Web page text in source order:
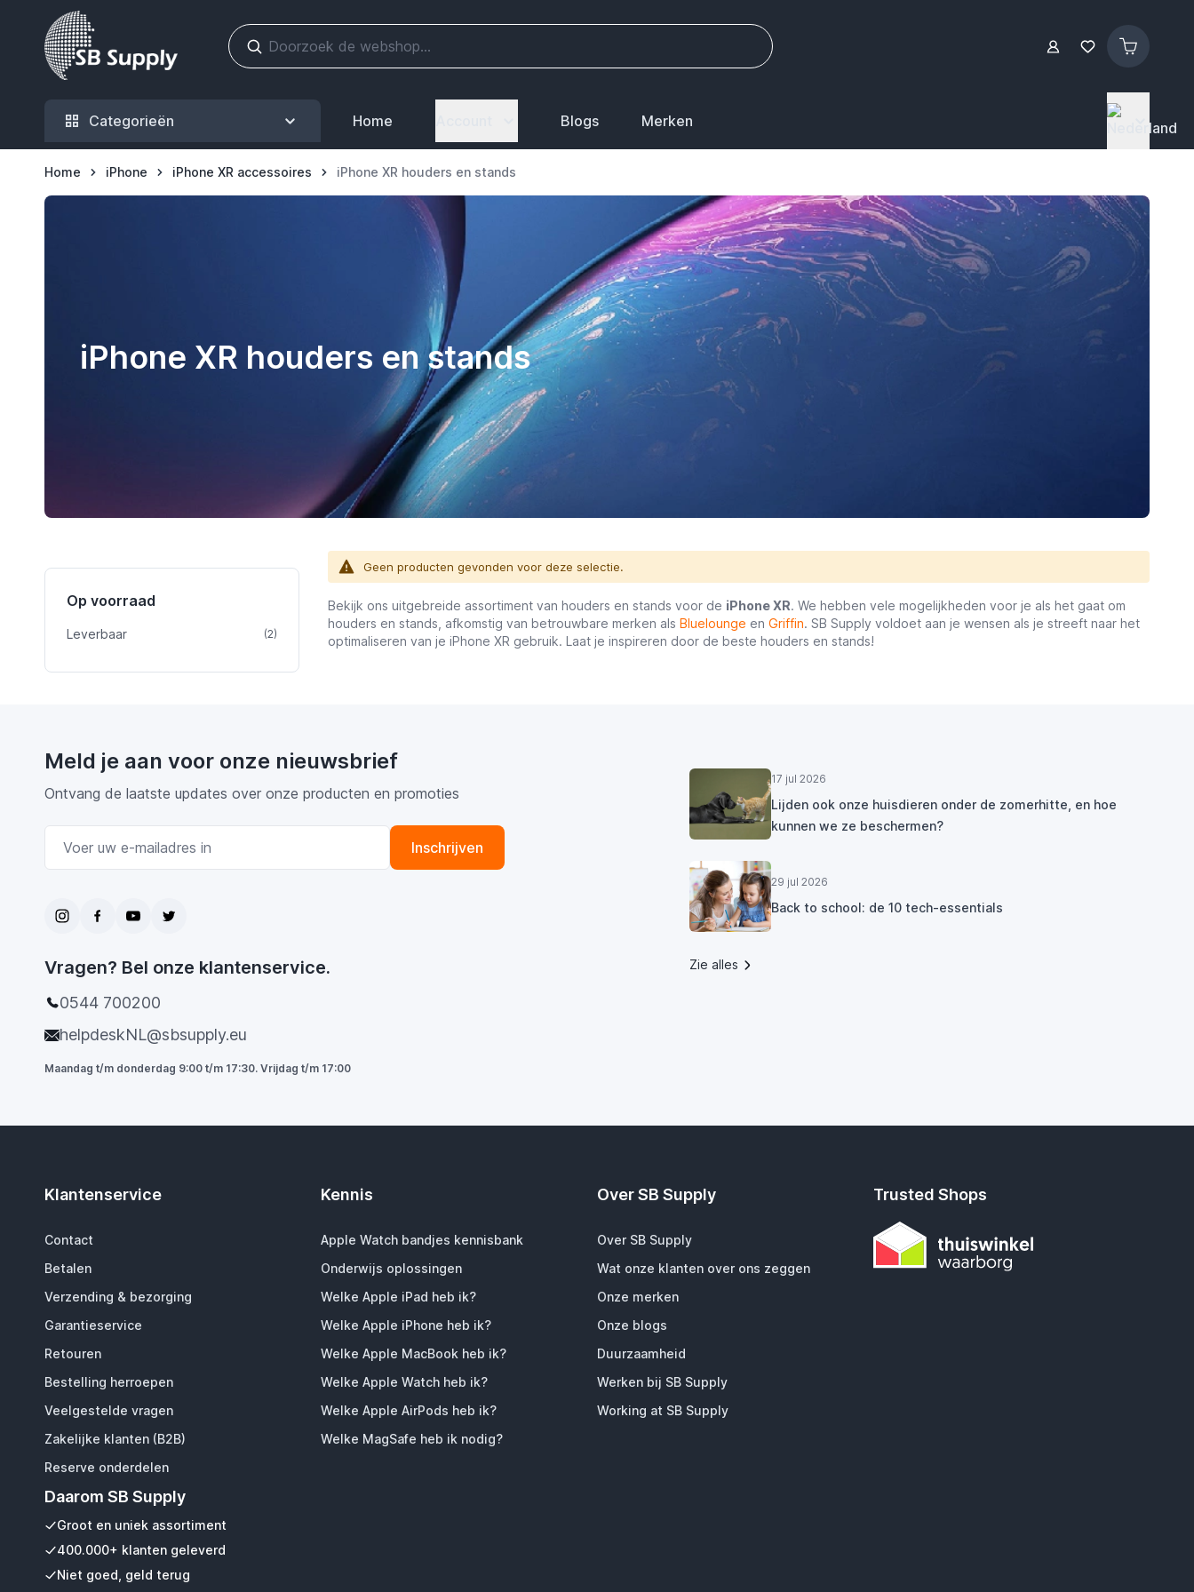
Ga naar de inhoud
Categorieën Home Blogs Merken
Home iPhone iPhone XR accessoires iPhone XR houders en stands
iPhone XR houders en stands
Op voorraad
Leverbaar (2)product
Geen producten gevonden voor deze selectie.
Bekijk ons uitgebreide assortiment van houders en stands voor de iPhone XR. We hebben vele mogelijkheden voor je als het gaat om
houders en stands, afkomstig van betrouwbare merken als Bluelounge en Griffin. SB Supply voldoet aan je wensen als je streeft naar het
optimaliseren van je iPhone XR gebruik. Laat je inspireren door de beste houders en stands!
Meld je aan voor onze nieuwsbrief
Ontvang de laatste updates over onze producten en promoties
Inschrijven
Vragen? Bel onze klantenservice.
0544 700200
helpdeskNL@sbsupply.eu
Maandag t/m donderdag 9:00 t/m 17:30. Vrijdag t/m 17:00
17 jul 2026
Lijden ook onze huisdieren onder de zomerhitte, en hoe
kunnen we ze beschermen?
29 jul 2026
Back to school: de 10 tech-essentials
Zie alles
Klantenservice
Contact
Betalen
Verzending & bezorging
Garantieservice
Retouren
Bestelling herroepen
Veelgestelde vragen
Zakelijke klanten (B2B)
Reserve onderdelen
Daarom SB Supply
Groot en uniek assortiment
400.000+ klanten geleverd
Niet goed, geld terug
Kennis
Apple Watch bandjes kennisbank
Onderwijs oplossingen
Welke Apple iPad heb ik?
Welke Apple iPhone heb ik?
Welke Apple MacBook heb ik?
Welke Apple Watch heb ik?
Welke Apple AirPods heb ik?
Welke MagSafe heb ik nodig?
Over SB Supply
Over SB Supply
Wat onze klanten over ons zeggen
Onze merken
Onze blogs
Duurzaamheid
Werken bij SB Supply
Working at SB Supply
Trusted Shops